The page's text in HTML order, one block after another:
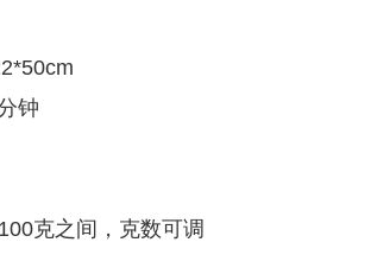
钟
克之间，克数可调